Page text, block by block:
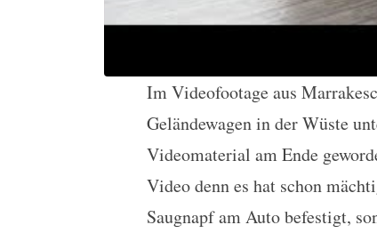
Im Videofootage aus
Geländewagen in der Wüste
Videomaterial am Ende
Video denn es hat schon
Saugnapf am Auto befestigt,